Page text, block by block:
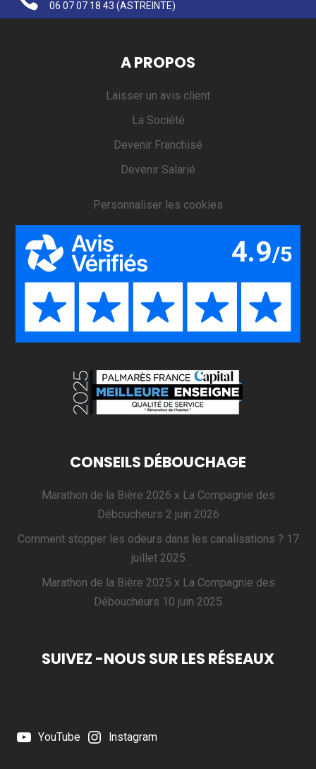
06 07 07 18 43 (ASTREINTE)
A PROPOS
Laisser un avis client
La Société
Devenir Franchisé
Devenir Salarié
Personnaliser les cookies
CONSEILS DÉBOUCHAGE
Marathon de la Bière 2026 x La Compagnie des
Déboucheurs 2 juin 2026
Comment stopper les odeurs dans les canalisations ? 17
juillet 2025
Marathon de la Bière 2025 x La Compagnie des
Déboucheurs 10 juin 2025
SUIVEZ -NOUS SUR LES RÉSEAUX
YouTube Instagram